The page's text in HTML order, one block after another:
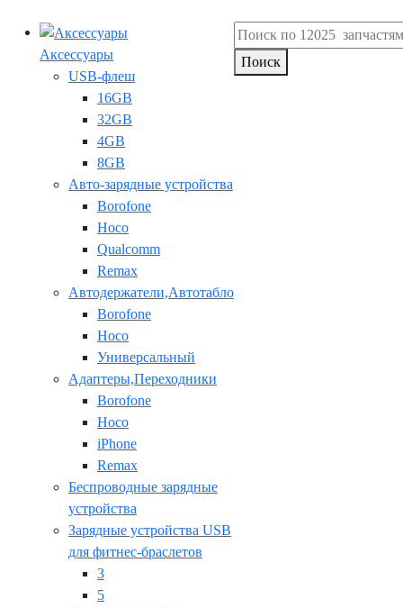
Аксессуары
USB-флеш
16GB
32GB
4GB
8GB
Авто-зарядные устройства
Borofone
Hoco
Qualcomm
Remax
Автодержатели,Автотабло
Borofone
Hoco
Универсальный
Адаптеры,Переходники
Borofone
Hoco
iPhone
Remax
Беспроводные зарядные
устройства
Зарядные устройства USB
для фитнес-браслетов
3
5
Поиск